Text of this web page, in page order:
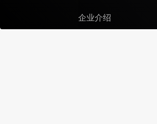
企业介绍